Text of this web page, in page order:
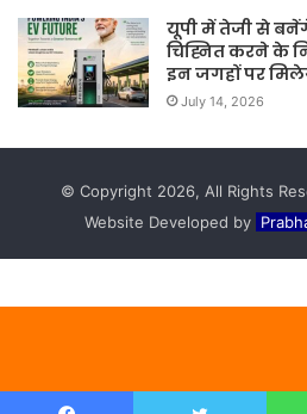
यूपी में तेजी से
चिह्नित करने के
इन जगहों पर
July 14, 2026
© Copyright 2026, All Rights
Website Developed by